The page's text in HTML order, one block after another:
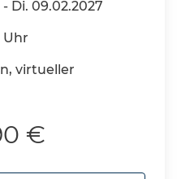
- Di. 09.02.2027
Uhr
virtueller
€